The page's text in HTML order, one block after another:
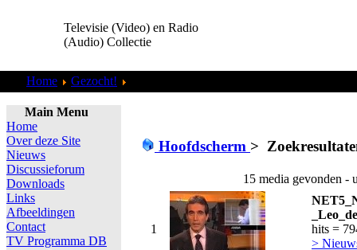
Televisie (Video) en Radio
(Audio) Collectie
Home Gezocht!
Main Menu
Home
Over deze Site
Nieuws
Discussieforum
Downloads
Links
Afbeeldingen
Contact
TV Programma DB
Hoofdscherm >
15 media gevonden -
1
hits =
>